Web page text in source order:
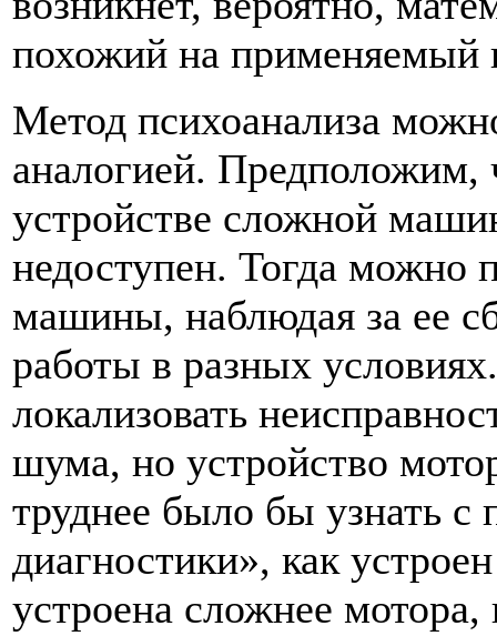
похожий на применяемый
Метод психоанализа
аналогией. Предположим,
устройстве сложной
недоступен. Тогда можно
машины, наблюдая за ее
работы в разных
локализовать
шума, но устройство
труднее было бы узнать
диагностики», как
устроена сложнее